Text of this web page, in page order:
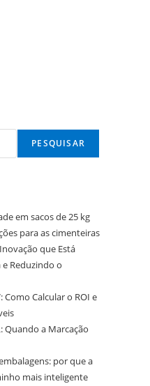
PESQUISAR
em sacos de 25 kg
para as cimenteiras
que Está
Reduzindo o
Como Calcular o ROI e
Quando a Marcação
por que a
mais inteligente